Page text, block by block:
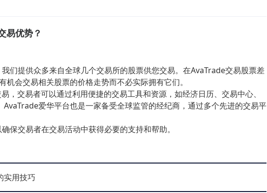
易优势？
们提供众多来自全球几个交易所的股票供您交易。在AvaTrade交易股票差
会交易相关股票的价格走势而不必实际拥有它们。
，交易者可以通过利用便捷的交易工具和资源，如经济日历、交易中心、
爱华平台也是一家备受全球监管的经纪商，通过多个先进的交易平
保交易者在交易活动中获得必要的支持和帮助。
实用技巧